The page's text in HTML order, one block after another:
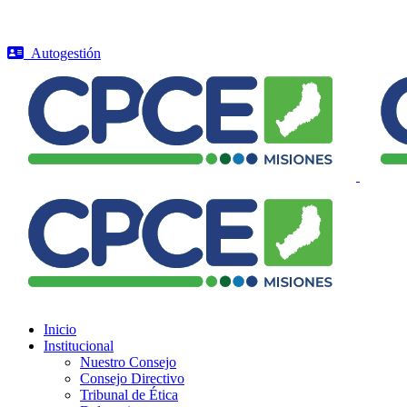
Autogestión
Inicio
Institucional
Nuestro Consejo
Consejo Directivo
Tribunal de Ética